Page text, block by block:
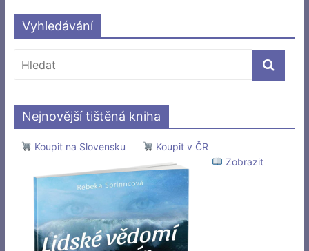
Vyhledávání
Nejnovější tištěná kniha
Koupit na Slovensku
Koupit v ČR
Zobrazit